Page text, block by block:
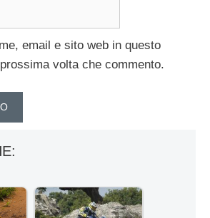
email e sito web in questo
volta che commento.